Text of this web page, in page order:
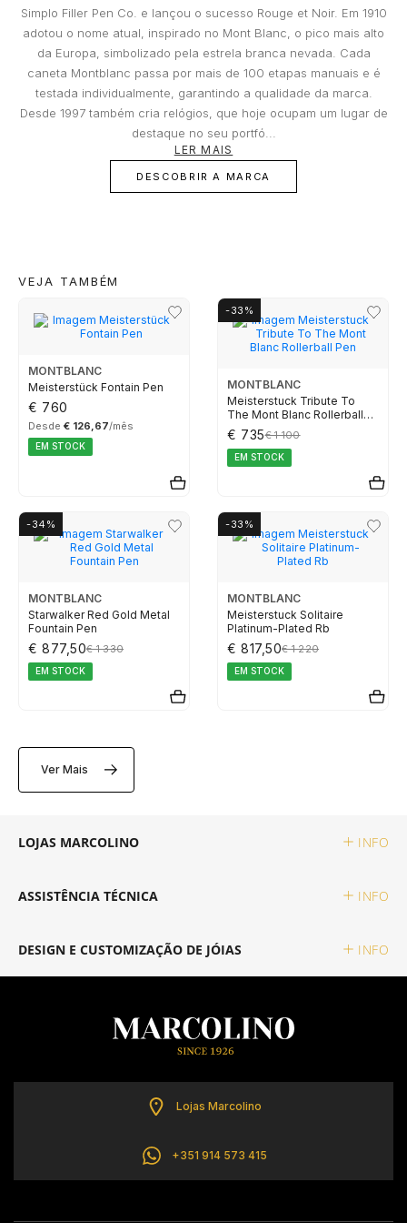
CALVIN KLEIN
ELETTA
ONE
SWAROVSKI
SWATCH
TISSOT
Danos que ocorreram nos locais do Joalheiro;
Danos resultantes de roubo com destreza;
Danos resultantes do abandono do objeto,
salvo nos casos previstos nos pontos
anteriores nas condições de substituição;
Perda ou desaparecimentos totais ou parciais
e a quebra do objeto, mesmo que determinada
por incêndio, tentativa de roubo ou assalto;
Danos facilitados por intenção ou culpa dos
incompletos essenciais para determinar o
Pedidos falsos de substituição feito pelo
proprietário ou comprador.
Integrada no Grupo BNP Paribas, a Cetelem assume-se como líder
de mercado em Portugal no crédito pessoal, contribuindo assim
para concretizar os projetos que tem em mente e tanto deseja
realizar. Em estreita colaboração com a Cetelem, a MARCOLINO
oferece aos seus clientes uma forma conveniente de ter acesso à
tecnologia que desejam hoje, sem comprometer o seu futuro
financeiro.
Simplo Filler Pen Co. e lançou o sucesso Rouge et Noir. Em 1910
adotou o nome atual, inspirado no Mont Blanc, o pico mais alto
da Europa, simbolizado pela estrela branca nevada. Cada
caneta Montblanc passa por mais de 100 etapas manuais e é
testada individualmente, garantindo a qualidade da marca.
Desde 1997 também cria relógios, que hoje ocupam um lugar de
destaque no seu portfó...
LER MAIS
DESCOBRIR A MARCA
VEJA TAMBÉM
MONTBLANC
Meisterstück Fontain Pen
€ 760
Desde € 126,67/mês
EM STOCK
-33%
MONTBLANC
Meisterstuck Tribute To
The Mont Blanc Rollerball
Pen
€ 735€ 1 100
EM STOCK
-34%
MONTBLANC
Starwalker Red Gold Metal
Fountain Pen
€ 877,50€ 1 330
EM STOCK
-33%
MONTBLANC
Meisterstuck Solitaire
Platinum-Plated Rb
€ 817,50€ 1 220
EM STOCK
Ver Mais
LOJAS MARCOLINO INFO
ASSISTÊNCIA TÉCNICA INFO
DESIGN E CUSTOMIZAÇÃO DE JÓIAS INFO
Lojas Marcolino
+351 914 573 415